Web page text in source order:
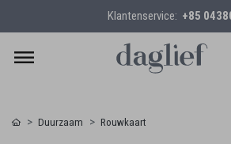
Klantenservice: +85
Duurzaam Rouwkaart